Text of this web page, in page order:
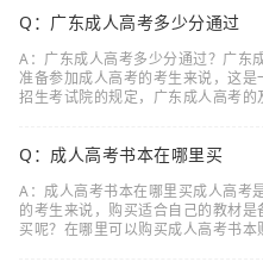
Q：广东成人高考多少分通过
A：广东成人高考多少分通过？广东
准备参加成人高考的考生来说，这
招生考试院的规定，广东成人高考的
Q：成人高考书本在哪里买
A：成人高考书本在哪里买成人高考
的考生来说，购买适合自己的教材
买呢？在哪里可以购买成人高考书本